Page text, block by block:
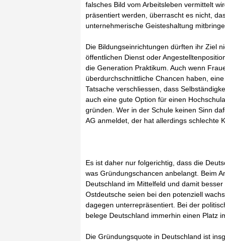
falsches Bild vom Arbeitsleben vermittelt
präsentiert werden, überrascht es nicht,
unternehmerische Geisteshaltung
Die Bildungseinrichtungen dürften ihr Ziel
öffentlichen Dienst oder
die Generation Praktikum. Auch wenn
überdurchschnittliche Chancen haben,
Tatsache verschliessen, dass
auch eine gute Option für einen
gründen. Wer in der Schule keinen Sinn
AG anmeldet, der hat allerdings schlechte
Es ist daher nur folgerichtig, dass die
was Gründungschancen anbelangt. Beim
Deutschland im Mittelfeld und damit
Ostdeutsche seien bei den potenziell
dagegen unterrepräsentiert. Bei der
belege Deutschland immerhin einen Platz
Die Gründungsquote in Deutschland ist